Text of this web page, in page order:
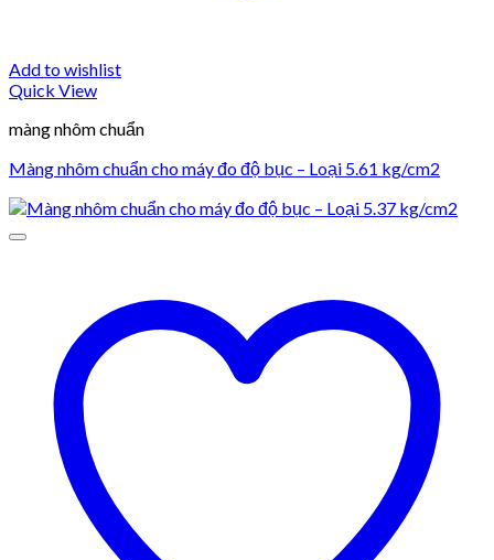
Add to wishlist
Quick View
màng nhôm chuẩn
Màng nhôm chuẩn cho máy đo độ bục – Loại 5.61 kg/cm2